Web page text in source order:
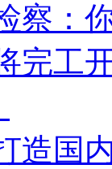
察：
完工
造国